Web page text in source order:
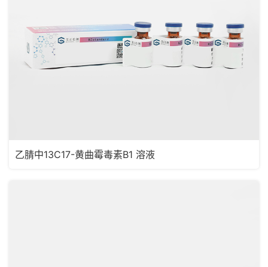
乙腈中13C17-黄曲霉毒素B1 溶液